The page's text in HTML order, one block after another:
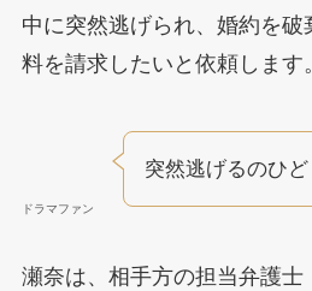
中に突然逃げられ、婚約を
料を請求したいと依頼します。
ドラマファン
突然逃げるのひど
瀬奈は、相手方の担当弁護士